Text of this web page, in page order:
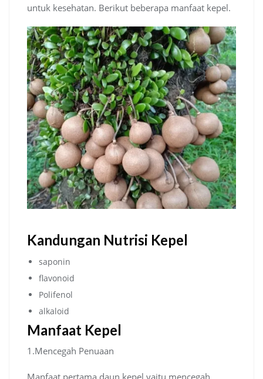
untuk kesehatan. Berikut beberapa manfaat kepel.
Kandungan Nutrisi Kepel
saponin
flavonoid
Polifenol
alkaloid
Manfaat Kepel
1.Mencegah Penuaan